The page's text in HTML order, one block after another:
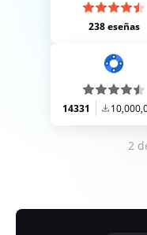
238 eseñas
14331
2